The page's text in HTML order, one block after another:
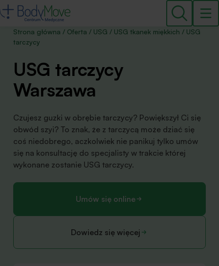
Strona główna / Oferta / USG / USG tkanek miękkich / USG
tarczycy
USG tarczycy
Warszawa
Czujesz guzki w obrębie tarczycy? Powiększył Ci się
obwód szyi? To znak, że z tarczycą może dziać się
coś niedobrego, aczkolwiek nie panikuj tylko umów
się na konsultację do specjalisty w trakcie której
wykonane zostanie USG tarczycy.
Umów się online
Dowiedz się więcej